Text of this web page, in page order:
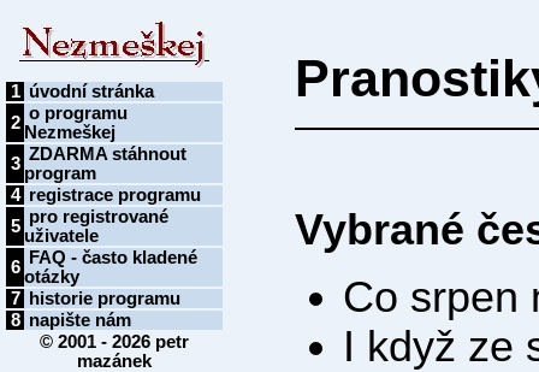
1 úvodní stránka
2 o programu
Nezmeškej
3 ZDARMA stáhnout
program
4 registrace programu
5 pro registrované
uživatele
6
FAQ - často kladené
otázky
7
historie programu
8 napište nám
© 2001 - 2026 petr
mazánek
Vybrané
Co srpen
I když ze